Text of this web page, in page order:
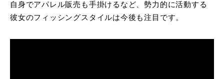
自身でアパレル販売も手掛けるなど、勢力的に活動する
彼女のフィッシングスタイルは今後も注目です。